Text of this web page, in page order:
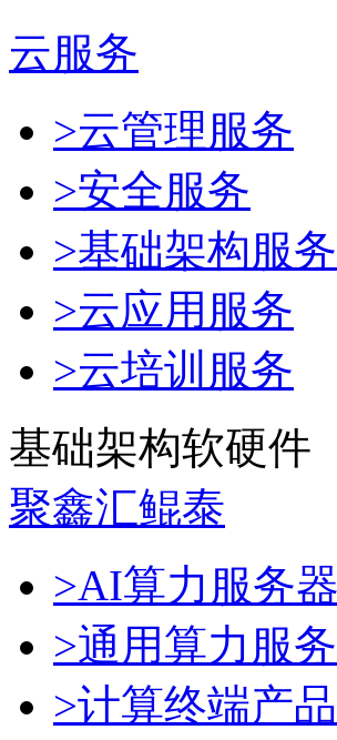
云服务
>云管理服务
>安全服务
>基础架构服务
>云应用服务
>云培训服务
基础架构软硬件
聚鑫汇鲲泰
>AI算力服务器
>通用算力服
>计算终端产品